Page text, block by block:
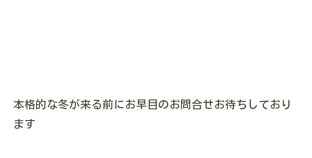
本格的な冬が来る前にお早目のお問合せお待ちしており
ます